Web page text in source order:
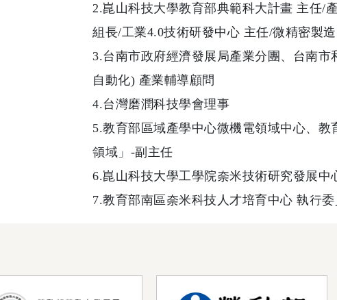
2.崑山科技大學教育部典範科大計畫 主任/
組長/工業4.0技術研發中心 主任/微精密製
3.台南市政府經濟發展局產業分團、台南
自動化) 產業輔導顧問
4.台灣磨潤科技學會理事
5.教育部區域產學中心微機電領域中心、
領域」-副主任
6.崑山科技大學工學院奈米技術研究發展中
7.教育部南區奈米科技人才培育中心 執行委